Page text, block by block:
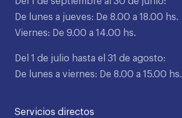
De lunes a jueves: De 8.00 a 18.00 hs.
Viernes: De 9.00 a 14.00 hs.
Del 1 de julio hasta el 31 de agosto:
De lunes a viernes: De 8.00 a 15.00 hs.
Servicios directos